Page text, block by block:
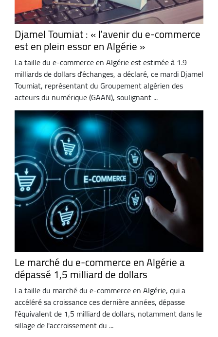
Djamel Toumiat : « l’avenir du e-commerce
est en plein essor en Algérie »
La taille du e-commerce en Algérie est estimée à 1.9
milliards de dollars d’échanges, a déclaré, ce mardi Djamel
Toumiat, représentant du Groupement algérien des
acteurs du numérique (GAAN), soulignant ...
Le marché du e-commerce en Algérie a
dépassé 1,5 milliard de dollars
La taille du marché du e-commerce en Algérie, qui a
accéléré sa croissance ces dernière années, dépasse
l'équivalent de 1,5 milliard de dollars, notamment dans le
sillage de l'accroissement du ...